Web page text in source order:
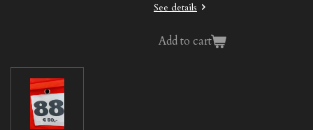
See details
Add to cart